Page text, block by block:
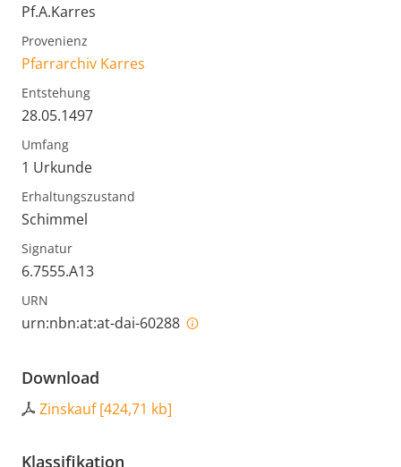
Pf.A.Karres
Provenienz
Pfarrarchiv Karres
Entstehung
28.05.1497
Umfang
1 Urkunde
Erhaltungszustand
Schimmel
Signatur
6.7555.A13
URN
urn:nbn:at:at-dai-60288
Download
Zinskauf[424,71 kb]
Klassifikation